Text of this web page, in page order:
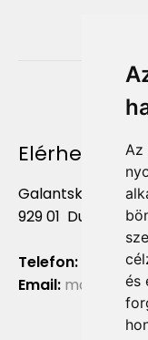
Az
és
Elérhetőség
Galantská cesta
929 01 Dunajská
Telefon:
+421
Email: